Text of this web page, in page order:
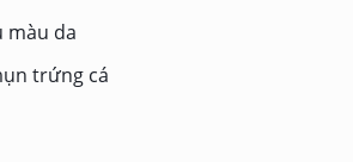
màu da
trứng cá